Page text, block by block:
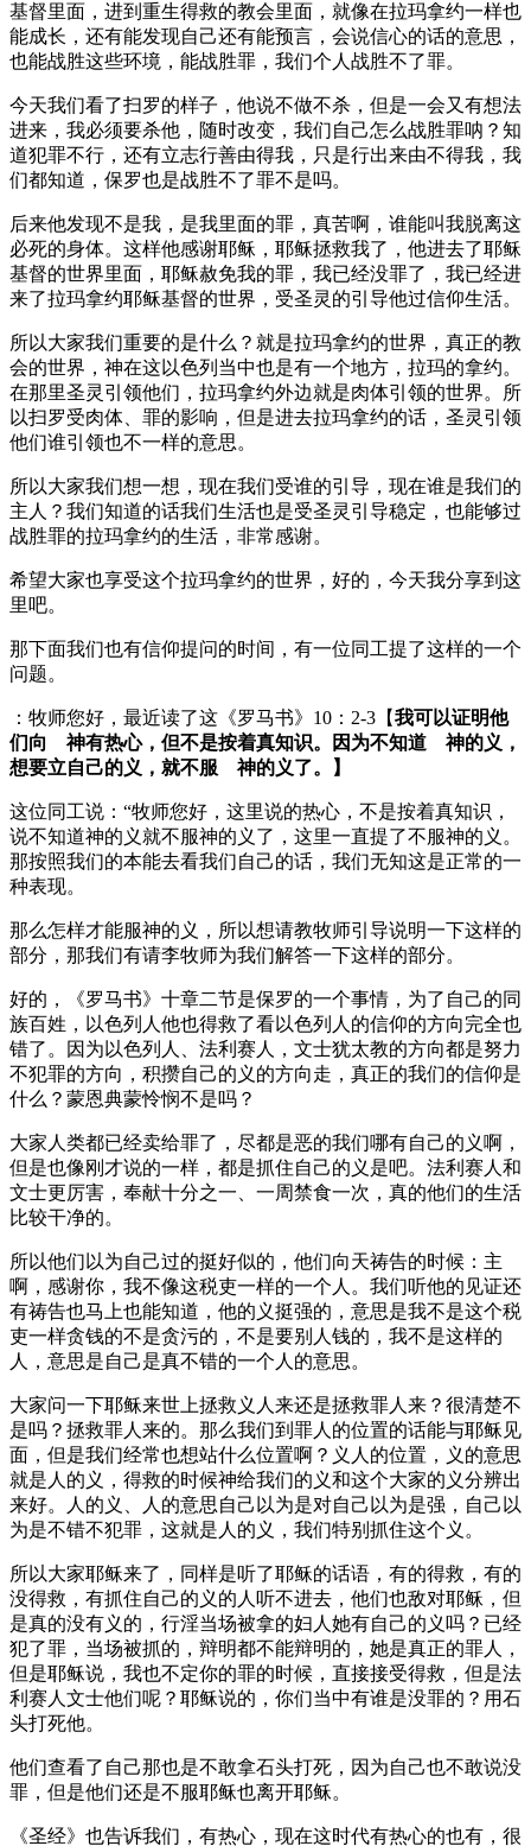
基督里面，进到重生得救的教会里面，就像在拉玛拿约一样也
能成长，还有能发现自己还有能预言，会说信心的话的意思，
也能战胜这些环境，能战胜罪，我们个人战胜不了罪。
今天我们看了扫罗的样子，他说不做不杀，但是一会又有想法
进来，我必须要杀他，随时改变，我们自己怎么战胜罪呐？知
道犯罪不行，还有立志行善由得我，只是行出来由不得我，我
们都知道，保罗也是战胜不了罪不是吗。
后来他发现不是我，是我里面的罪，真苦啊，谁能叫我脱离这
必死的身体。这样他感谢耶稣，耶稣拯救我了，他进去了耶稣
基督的世界里面，耶稣赦免我的罪，我已经没罪了，我已经进
来了拉玛拿约耶稣基督的世界，受圣灵的引导他过信仰生活。
所以大家我们重要的是什么？就是拉玛拿约的世界，真正的教
会的世界，神在这以色列当中也是有一个地方，拉玛的拿约。
在那里圣灵引领他们，拉玛拿约外边就是肉体引领的世界。所
以扫罗受肉体、罪的影响，但是进去拉玛拿约的话，圣灵引领
他们谁引领也不一样的意思。
所以大家我们想一想，现在我们受谁的引导，现在谁是我们的
主人？我们知道的话我们生活也是受圣灵引导稳定，也能够过
战胜罪的拉玛拿约的生活，非常感谢。
希望大家也享受这个拉玛拿约的世界，好的，今天我分享到这
里吧。
那下面我们也有信仰提问的时间，有一位同工提了这样的一个
问题。
：牧师您好，最近读了这《罗马书》10：2-3【我可以证明他
们向 神有热心，但不是按着真知识。因为不知道 神的义，
想要立自己的义，就不服 神的义了。】
这位同工说：“牧师您好，这里说的热心，不是按着真知识，
说不知道神的义就不服神的义了，这里一直提了不服神的义。
那按照我们的本能去看我们自己的话，我们无知这是正常的一
种表现。
那么怎样才能服神的义，所以想请教牧师引导说明一下这样的
部分，那我们有请李牧师为我们解答一下这样的部分。
好的，《罗马书》十章二节是保罗的一个事情，为了自己的同
族百姓，以色列人他也得救了看以色列人的信仰的方向完全也
错了。因为以色列人、法利赛人，文士犹太教的方向都是努力
不犯罪的方向，积攒自己的义的方向走，真正的我们的信仰是
什么？蒙恩典蒙怜悯不是吗？
大家人类都已经卖给罪了，尽都是恶的我们哪有自己的义啊，
但是也像刚才说的一样，都是抓住自己的义是吧。法利赛人和
文士更厉害，奉献十分之一、一周禁食一次，真的他们的生活
比较干净的。
所以他们以为自己过的挺好似的，他们向天祷告的时候：主
啊，感谢你，我不像这税吏一样的一个人。我们听他的见证还
有祷告也马上也能知道，他的义挺强的，意思是我不是这个税
吏一样贪钱的不是贪污的，不是要别人钱的，我不是这样的
人，意思是自己是真不错的一个人的意思。
大家问一下耶稣来世上拯救义人来还是拯救罪人来？很清楚不
是吗？拯救罪人来的。那么我们到罪人的位置的话能与耶稣见
面，但是我们经常也想站什么位置啊？义人的位置，义的意思
就是人的义，得救的时候神给我们的义和这个大家的义分辨出
来好。人的义、人的意思自己以为是对自己以为是强，自己以
为是不错不犯罪，这就是人的义，我们特别抓住这个义。
所以大家耶稣来了，同样是听了耶稣的话语，有的得救，有的
没得救，有抓住自己的义的人听不进去，他们也敌对耶稣，但
是真的没有义的，行淫当场被拿的妇人她有自己的义吗？已经
犯了罪，当场被抓的，辩明都不能辩明的，她是真正的罪人，
但是耶稣说，我也不定你的罪的时候，直接接受得救，但是法
利赛人文士他们呢？耶稣说的，你们当中有谁是没罪的？用石
头打死他。
他们查看了自己那也是不敢拿石头打死，因为自己也不敢说没
罪，但是他们还是不服耶稣也离开耶稣。
《圣经》也告诉我们，有热心，现在这时代有热心的也有，很